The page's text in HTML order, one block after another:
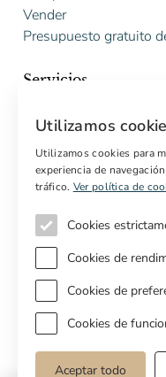
Vender
Presupuesto gratuito
Servicios
Compradores
Propiedades off-
Servicios para
Copyright © Cottage
Política de Privacidad
Política de Cookies
Utilizamos
Utilizamos cookies para
experiencia de
tráfico. Ver política de
Cookies
Cookies de
Cookies de
Cookies de
Aceptar todo